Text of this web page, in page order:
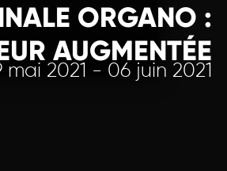
ORGANO :
AUGMENTÉE
mai 2021 - 06 juin 2021